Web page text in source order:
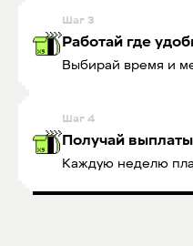
Шаг 3
Работай где
Выбирай время и
Шаг 4
Получай выплаты
Каждую неделю